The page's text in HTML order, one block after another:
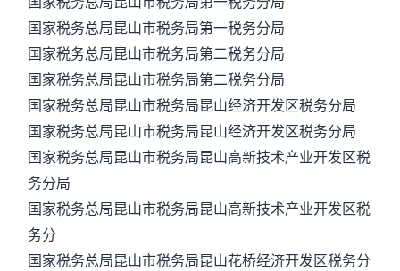
国家税务总局昆山市税务局第一税务分局
国家税务总局昆山市税务局第二税务分局
国家税务总局昆山市税务局第二税务分局
国家税务总局昆山市税务局昆山经济开发区税务分局
国家税务总局昆山市税务局昆山经济开发区税务分局
国家税务总局昆山市税务局昆山高新技术产业开发区税
务分局
国家税务总局昆山市税务局昆山高新技术产业开发区税
务分
国家税务总局昆山市税务局昆山花桥经济开发区税务分